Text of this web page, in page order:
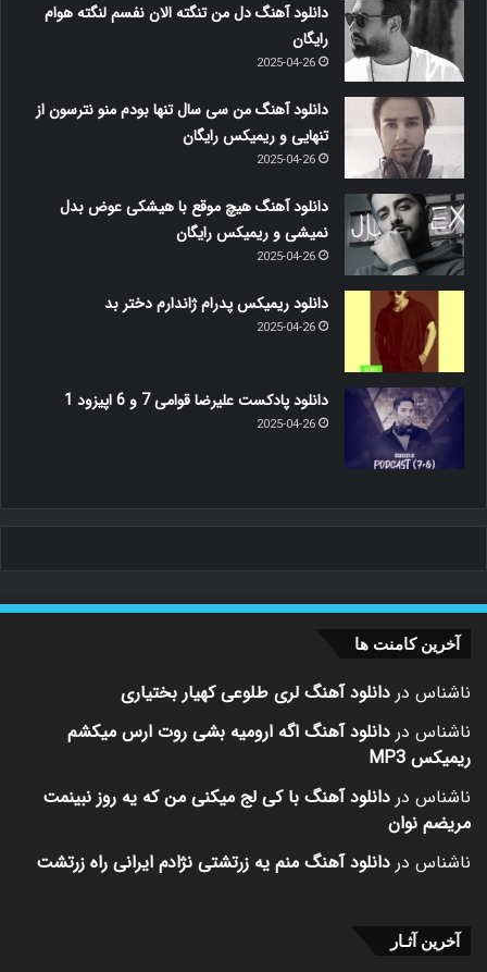
دانلود آهنگ دل من تنگته الان نفسم لنگته هوام
رایگان
2025-04-26
دانلود آهنگ من سی سال تنها بودم منو نترسون از
تنهایی و ریمیکس رایگان
2025-04-26
دانلود آهنگ هیچ موقع با هیشکی عوض بدل
نمیشی و ریمیکس رایگان
2025-04-26
دانلود ریمیکس پدرام ژاندارم دختر بد
2025-04-26
دانلود پادکست علیرضا قوامی 7 و 6 اپیزود 1
2025-04-26
آخرین کامنت ها
ناشناس در دانلود آهنگ لری طلوعی کهیار بختیاری
ناشناس در دانلود آهنگ اگه ارومیه بشی روت ارس میکشم
ریمیکس MP3
ناشناس در دانلود آهنگ با کی لج میکنی من که یه روز نبینمت
مریضم نوان
ناشناس در دانلود آهنگ منم یه زرتشتی نژادم ایرانی راه زرتشت
آخرین آثـار